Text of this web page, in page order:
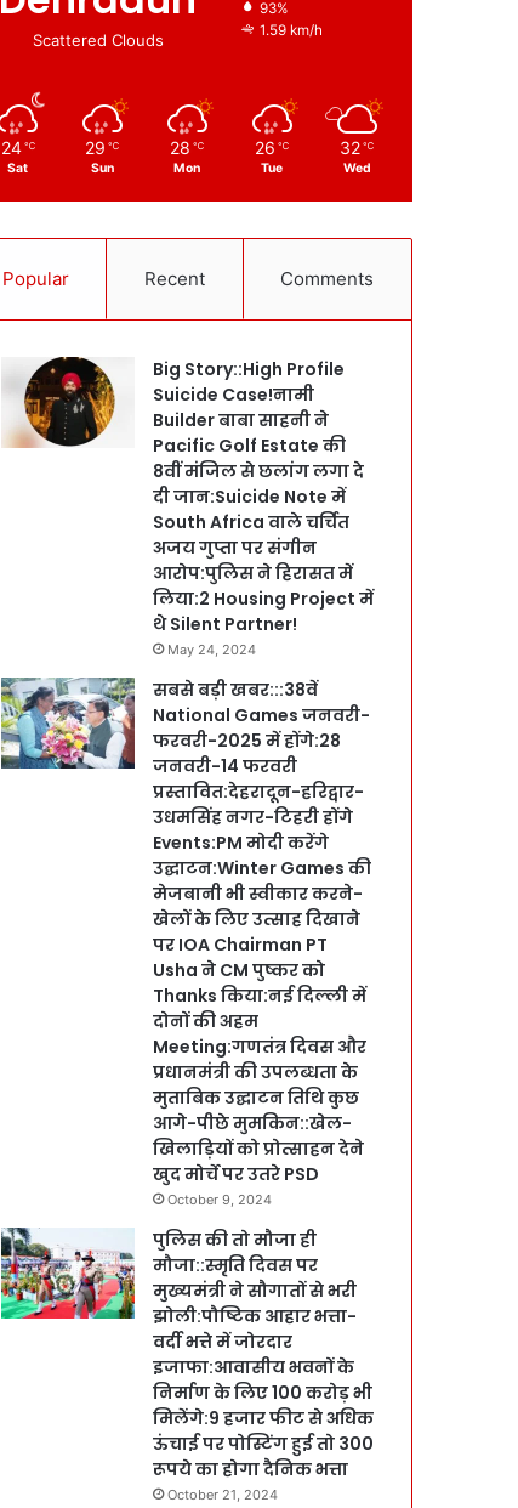
Scattered Clouds
93%
1.59 km/h
24 ℃
Sat
29 ℃
Sun
28 ℃
Mon
26 ℃
Tue
32 ℃
Wed
Popular Recent Comments
Big Story::High Profile
Suicide Case!नामी
Builder बाबा साहनी ने
Pacific Golf Estate की
8वीं मंजिल से छलांग लगा दे
दी जान:Suicide Note में
South Africa वाले चर्चित
अजय गुप्ता पर संगीन
आरोप:पुलिस ने हिरासत में
लिया:2 Housing Project में
थे Silent Partner!
May 24, 2024
सबसे बड़ी खबर:::38वें
National Games जनवरी-
फरवरी-2025 में होंगे:28
जनवरी-14 फरवरी
प्रस्तावित:देहरादून-हरिद्वार-
उधमसिंह नगर-टिहरी होंगे
Events:PM मोदी करेंगे
उद्घाटन:Winter Games की
मेजबानी भी स्वीकार करने-
खेलों के लिए उत्साह दिखाने
पर IOA Chairman PT
Usha ने CM पुष्कर को
Thanks किया:नई दिल्ली में
दोनों की अहम
Meeting:गणतंत्र दिवस और
प्रधानमंत्री की उपलब्धता के
मुताबिक उद्घाटन तिथि कुछ
आगे-पीछे मुमकिन::खेल-
खिलाड़ियों को प्रोत्साहन देने
खुद मोर्चे पर उतरे PSD
October 9, 2024
पुलिस की तो मौजा ही
मौजा::स्मृति दिवस पर
मुख्यमंत्री ने सौगातों से भरी
झोली:पौष्टिक आहार भत्ता-
वर्दी भत्ते में जोरदार
इजाफा:आवासीय भवनों के
निर्माण के लिए 100 करोड़ भी
मिलेंगे:9 हजार फीट से अधिक
ऊंचाई पर पोस्टिंग हुई तो 300
रूपये का होगा दैनिक भत्ता
October 21, 2024